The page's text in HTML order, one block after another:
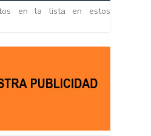
en la lista en estos